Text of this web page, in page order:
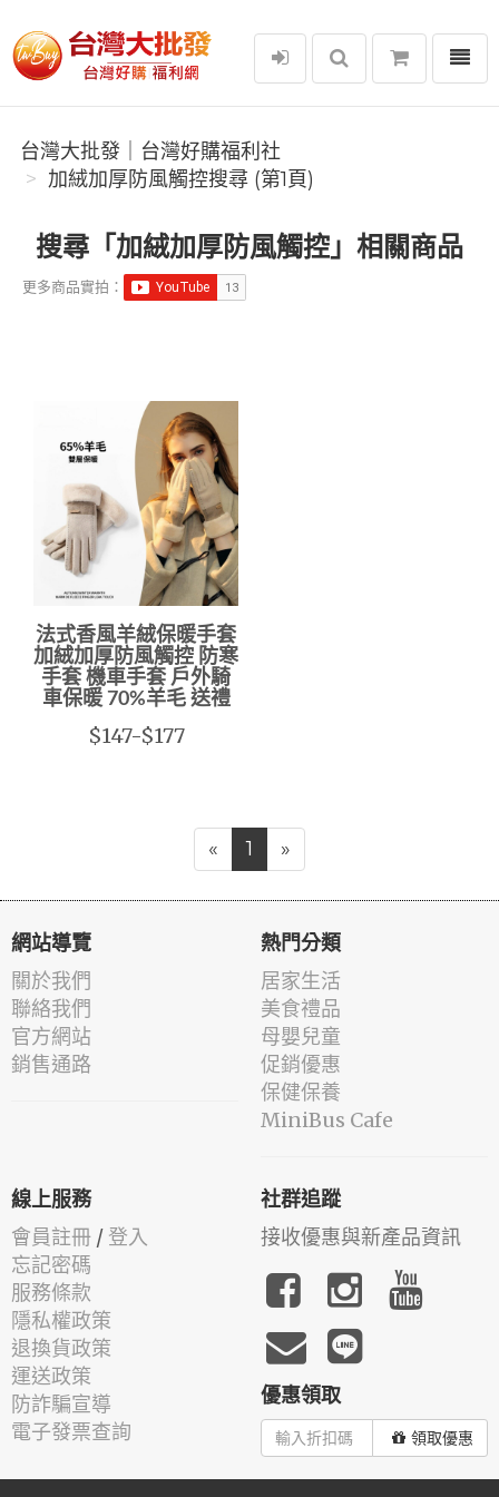
台灣大批發｜台灣好購福利社
選單
台灣大批發｜台灣好購福利社
加絨加厚防風觸控搜尋 (第1頁)
搜尋「加絨加厚防風觸控」相關商品
更多商品實拍：
法式香風羊絨保暖手套
加絨加厚防風觸控 防寒
手套 機車手套 戶外騎
車保暖 70%羊毛 送禮
$147-$177
« 1 »
網站導覽
關於我們
聯絡我們
官方網站
銷售通路
熱門分類
居家生活
美食禮品
母嬰兒童
促銷優惠
保健保養
MiniBus Cafe
線上服務
會員註冊 / 登入
忘記密碼
服務條款
隱私權政策
退換貨政策
運送政策
防詐騙宣導
電子發票查詢
社群追蹤
接收優惠與新產品資訊
優惠領取
領取優惠